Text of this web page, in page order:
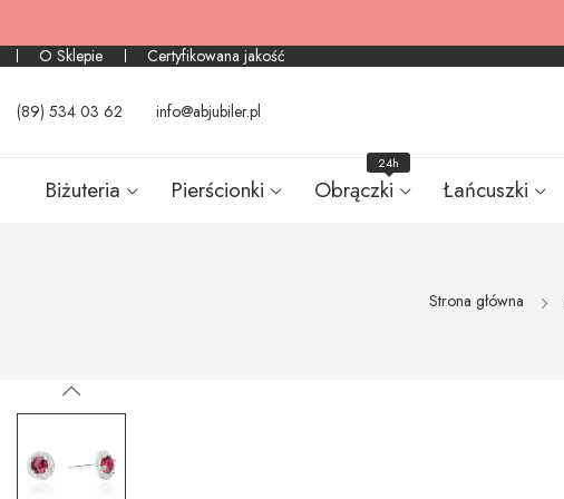
O Sklepie
Certyfikowana jakość
(89) 534 03 62 info@abjubiler.pl
Biżuteria Pierścionki Obrączki
24h
Łańcuszki
Strona główna